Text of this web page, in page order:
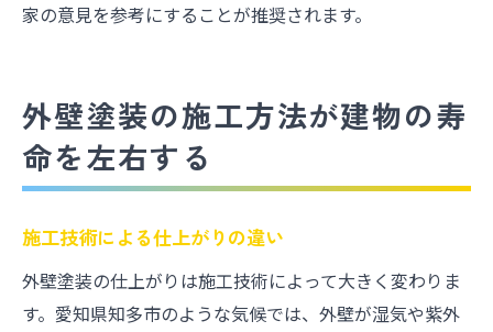
家の意見を参考にすることが推奨されます。
外壁塗装の施工方法が建物の寿
命を左右する
施工技術による仕上がりの違い
外壁塗装の仕上がりは施工技術によって大きく変わりま
す。愛知県知多市のような気候では、外壁が湿気や紫外